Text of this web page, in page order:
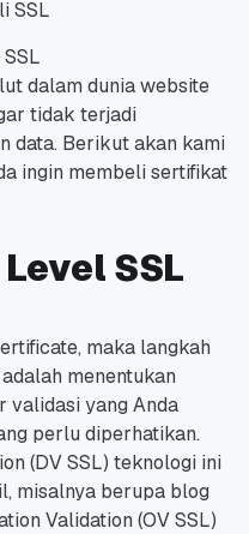
dalam dunia website
tidak terjadi
data. Berikut akan kami
ingin membeli sertifikat
SSL
maka langkah
menentukan
validasi yang Anda
perlu diperhatikan.
(DV SSL) teknologi ini
misalnya berupa blog
Validation (OV SSL)